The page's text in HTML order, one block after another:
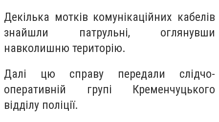
Декілька мотків комунікаційних кабелів
знайшли патрульні, оглянувши
навколишню територію.
Далі цю справу передали слідчо-
оперативній групі Кременчуцького
відділу поліції.